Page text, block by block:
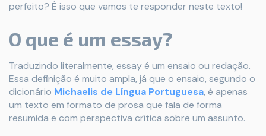
perfeito? É isso que vamos te responder neste texto!
O que é um essay?
Traduzindo literalmente, essay é um ensaio ou redação.
Essa definição é muito ampla, já que o ensaio, segundo o
dicionário Michaelis de Língua Portuguesa, é apenas
um texto em formato de prosa que fala de forma
resumida e com perspectiva crítica sobre um assunto.